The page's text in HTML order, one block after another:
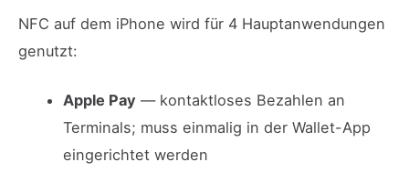
NFC auf dem iPhone wird für 4 Hauptanwendungen
genutzt:
Apple Pay — kontaktloses Bezahlen an
Terminals; muss einmalig in der Wallet-App
eingerichtet werden